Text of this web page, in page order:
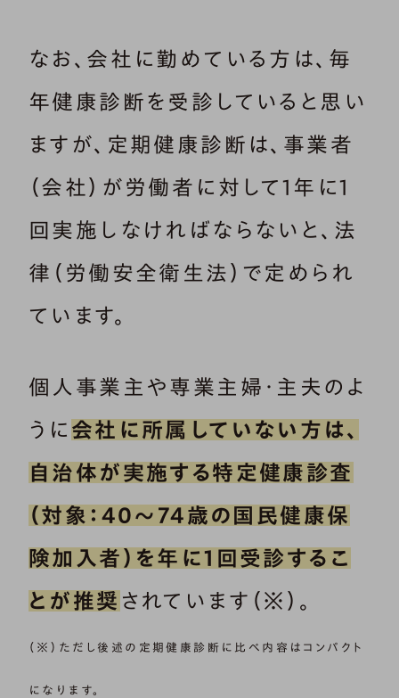
なお、会社に勤めている方は、毎
年健康診断を受診していると思い
ますが、定期健康診断は、事業者
（会社）が労働者に対して1年に1
回実施しなければならないと、法
律（労働安全衛生法）で定められ
ています。
個人事業主や専業主婦・主夫のよ
うに 会社に所属していない方は、
自治体が実施する特定健康診査
（対象：40～74歳の国民健康保
険加入者）を年に1回受診するこ
とが推奨 されています（※）。
（※）ただし後述の定期健康診断に比べ内容はコンパクト
になります。